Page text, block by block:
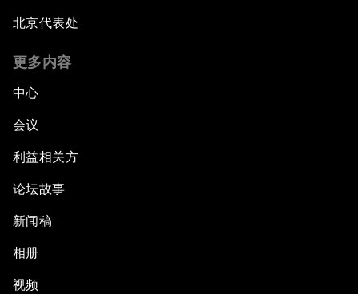
北京代表处
更多内容
中心
会议
利益相关方
论坛故事
新闻稿
相册
视频